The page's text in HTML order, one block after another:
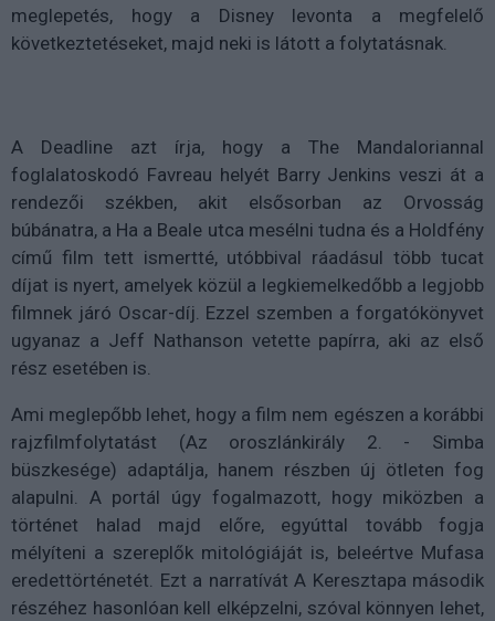
meglepetés, hogy a Disney levonta a megfelelő
következtetéseket, majd neki is látott a folytatásnak.
A Deadline azt írja, hogy a The Mandaloriannal
foglalatoskodó Favreau helyét Barry Jenkins veszi át a
rendezői székben, akit elsősorban az Orvosság
búbánatra, a Ha a Beale utca mesélni tudna és a Holdfény
című film tett ismertté, utóbbival ráadásul több tucat
díjat is nyert, amelyek közül a legkiemelkedőbb a legjobb
filmnek járó Oscar-díj. Ezzel szemben a forgatókönyvet
ugyanaz a Jeff Nathanson vetette papírra, aki az első
rész esetében is.
Ami meglepőbb lehet, hogy a film nem egészen a korábbi
rajzfilmfolytatást (Az oroszlánkirály 2. - Simba
büszkesége) adaptálja, hanem részben új ötleten fog
alapulni. A portál úgy fogalmazott, hogy miközben a
történet halad majd előre, egyúttal tovább fogja
mélyíteni a szereplők mitológiáját is, beleértve Mufasa
eredettörténetét. Ezt a narratívát A Keresztapa második
részéhez hasonlóan kell elképzelni, szóval könnyen lehet,